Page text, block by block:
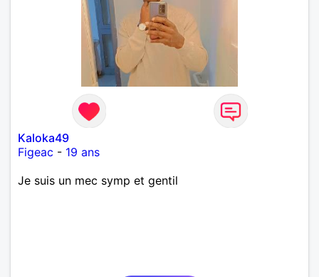
Kaloka49
Figeac - 19 ans
Je suis un mec symp et gentil